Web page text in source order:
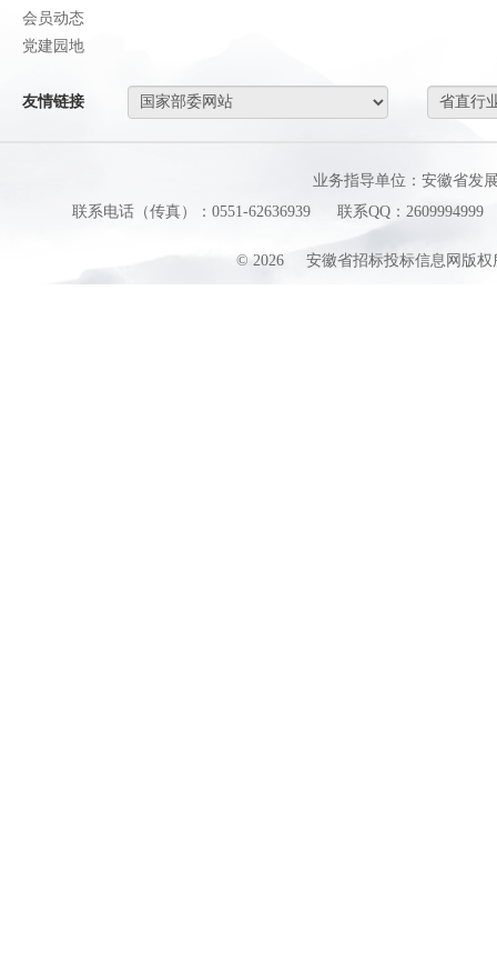
会员动态
党建园地
友情链接
业务指导单位：安徽省发
联系电话（传真）：0551-62636939
联系QQ：2609994999
© 2026 安徽省招标投标信息网版